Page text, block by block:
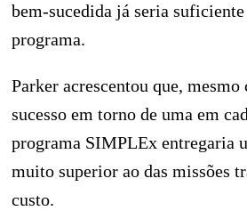
bem-sucedida já seria
programa.
Parker acrescentou que,
sucesso em torno de uma em
programa SIMPLEx entregaria
muito superior ao das missões
custo.